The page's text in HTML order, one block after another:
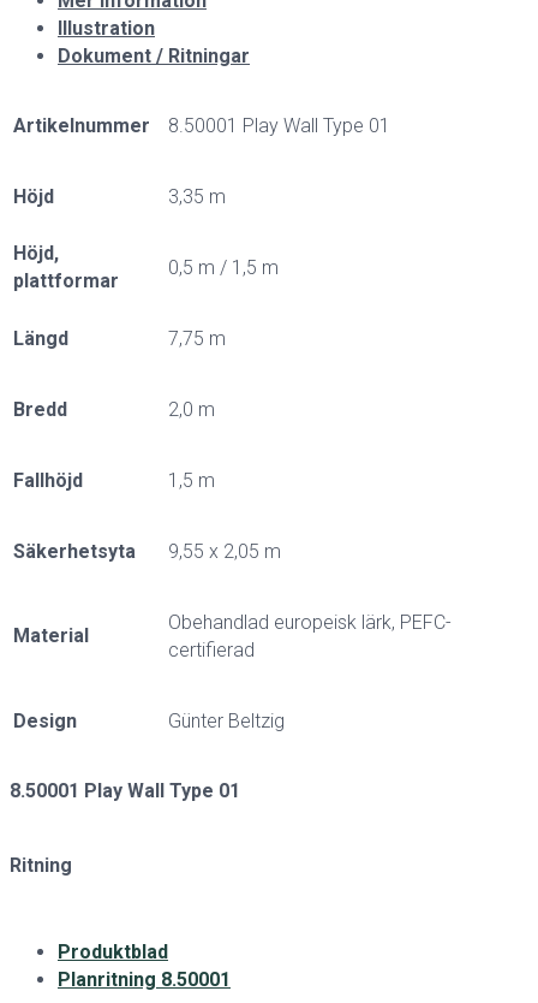
Illustration
Dokument / Ritningar
Artikelnummer 8.50001 Play Wall Type 01
Höjd 3,35 m
Höjd,
plattformar
0,5 m / 1,5 m
Längd 7,75 m
Bredd 2,0 m
Fallhöjd 1,5 m
Säkerhetsyta 9,55 x 2,05 m
Material
Obehandlad europeisk lärk, PEFC-
certifierad
Design Günter Beltzig
8.50001 Play Wall Type 01
Ritning
Produktblad
Planritning 8.50001